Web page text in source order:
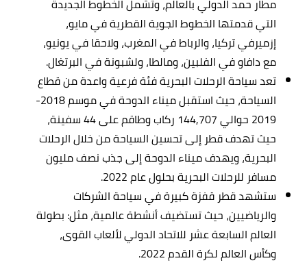
مطار حمد الدولي بالعالم، وتشمل الخطوط الجديدة
التي قدمتها الخطوط الجوية القطرية في مايو،
إزميرفي تركيا، والرباط في المغرب، ولاحقا في يونيو،
مع دافاو في الفلبين، ومالطا، ولشبونة في البرتغال.
تعد سياحة الرحلات البحرية فئة فرعية واعدة من قطاع
السياحة، حيث استقبل ميناء الدوحة في موسم 2018-
2019 حوالي 144,707 ركاب وطاقم على 44 سفينة،
حيث تهدف قطر إلى تحسين السياحة من خلال الرحلات
البحرية، ويهدف ميناء الدوحة إلى جذب نصف مليون
مسافر للرحلات البحرية بحلول عام 2022.
ستشهد قطر قفزة كبيرة في سياحة الشركات
والرياضيين، حيث تستضيف أنشطة عالمية، مثل: بطولة
العالم السابعة عشر للاتحاد الدولي لألعاب القوى،
وكأس العالم لكرة القدم 2022.